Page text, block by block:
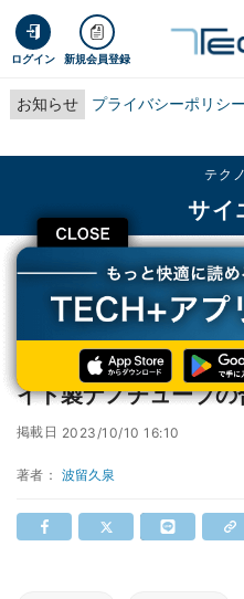
ログイン 新規会員登録
お知らせ プライバシーポリシ
テク
サイ
TECH+ テクノロジー
サイエンス
都立大など、単層の遷移金属ダイカ
都立大など、単層の
イド製ナノチューブ
掲載日 2023/10/10 16:10
著者： 波留久泉